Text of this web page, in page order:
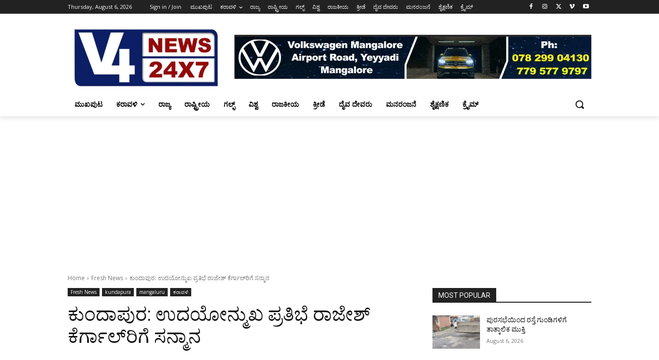
Thursday, August 6, 2026 Sign in / Join ಮುಖಪುಟ ಕರಾವಳಿ ರಾಜ್ಯ ರಾಷ್ಟ್ರೀಯ ಗಲ್ಫ್ ವಿಶ್ವ ರಾಜಕೀಯ ಕ್ರೀಡೆ ದೈವ ದೇವರು ಮನರಂಜನೆ ಶೈಕ್ಷಣಿಕ ಕ್ರೈಮ್
ಮುಖಪುಟ ಕರಾವಳಿ ರಾಜ್ಯ ರಾಷ್ಟ್ರೀಯ ಗಲ್ಫ್ ವಿಶ್ವ ರಾಜಕೀಯ ಕ್ರೀಡೆ ದೈವ ದೇವರು ಮನರಂಜನೆ ಶೈಕ್ಷಣಿಕ ಕ್ರೈಮ್
Home Fresh News ಕುಂದಾಪುರ: ಉದಯೋನ್ಮುಖ ಪ್ರತಿಭೆ ರಾಜೇಶ್ ಕೆರ್ಗಾಲ್‌ರಿಗೆ ಸನ್ಮಾನ
Fresh News kundapura mangaluru ಕರಾವಳಿ
ಕುಂದಾಪುರ: ಉದಯೋನ್ಮುಖ ಪ್ರತಿಭೆ ರಾಜೇಶ್
ಕೆರ್ಗಾಲ್‌ರಿಗೆ ಸನ್ಮಾನ
MOST POPULAR
ಪುರಸಭೆಯಿಂದ ರಸ್ತೆ ಗುಂಡಿಗಳಿಗೆ
ತಾತ್ಕಾಲಿಕ ಮುಕ್ತಿ
August 6, 2026